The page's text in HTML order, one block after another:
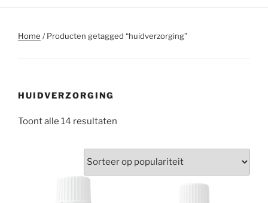
Home / Producten getagged “huidverzorging”
HUIDVERZORGING
Toont alle 14 resultaten
populariteit